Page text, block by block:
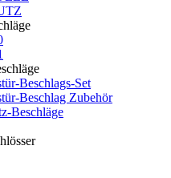
Beschlags-Set
Beschlag Zubehör
Beschläge